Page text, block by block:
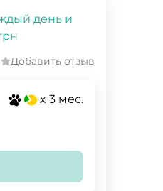
день и
Добавить отзыв
x 3 мес.